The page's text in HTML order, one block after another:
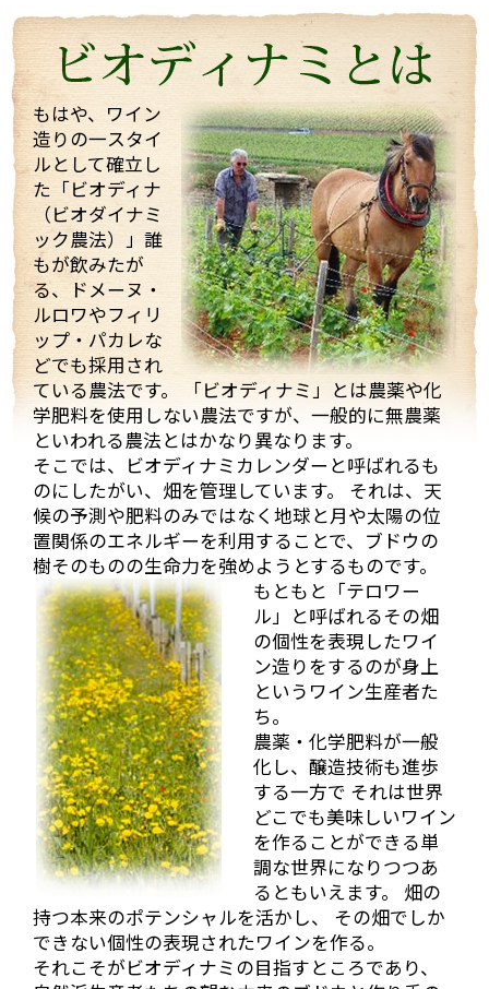
くれました。 途中で「もう大丈夫ですよ・・・」と言
っても、「これを飲んでくれ」と、どんどんいろいろ
なワインを持ってきてくれてワインや畑や自分の考え
などたくさん話していただきました！
そんな訪問の様子を一部まとめしたのでご覧くださ
い。 また動画も撮影したものをほんの少しまとめまし
たのでご一緒にどうぞ。 少しでもマルシャンの熱い思
いが伝わればいいなと思っています。
まず、着いて初めにマルシャンのヴィラージュクラス
の傑作ともいうべき、ワンランク上のブルゴーニュ・
ルージュ、「キュヴェ・アヴァロン」。
「キュヴェ・アヴァ
ロン」は、樹齢30年
ほどのブドウを使用
し醸造され、樽熟成
（新樽は使用しな
い）を2年行った後、
ステンレスタンクへ
移されます。
最初に2011年ヴィン
テージから試飲。
丁度この時、樽から
でタンクから直接取
ってきてくれまし
た。チェリーやイチ
ゴなどの甘酸っぱい香りと酸味がしっかりしていてフ
ルーティーな果実味のまだ若々しさが目立つ状態で
す。
そして、2008年物の残りわずかのヴィンテージも出し
ていただきました。
まだフルーティーさは残っていますが、タンニンをし
っかり感じる2011年よりしっかりとしたスタイル。
もはや、ワイン
造りの一スタイ
ルとして確立し
た「ビオディナ
（ビオダイナミ
ック農法）」誰
もが飲みたが
る、ドメーヌ・
ルロワやフィリ
ップ・パカレな
どでも採用され
ている農法です。 「ビオディナミ」とは農薬や化
学肥料を使用しない農法ですが、一般的に無農薬
といわれる農法とはかなり異なります。
そこでは、ビオディナミカレンダーと呼ばれるも
のにしたがい、畑を管理しています。 それは、天
候の予測や肥料のみではなく地球と月や太陽の位
置関係のエネルギーを利用することで、ブドウの
樹そのものの生命力を強めようとするものです。
もともと「テロワー
ル」と呼ばれるその畑
の個性を表現したワイ
ン造りをするのが身上
というワイン生産者た
ち。
農薬・化学肥料が一般
化し、醸造技術も進歩
する一方で それは世界
どこでも美味しいワイン
を作ることができる単
調な世界になりつつあ
るともいえます。 畑の
持つ本来のポテンシャルを活かし、 その畑でしか
できない個性の表現されたワインを作る。
それこそがビオディナミの目指すところであり、